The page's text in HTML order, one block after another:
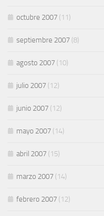
octubre 2007 (11)
septiembre 2007 (8)
agosto 2007 (10)
julio 2007 (12)
junio 2007 (12)
mayo 2007 (14)
abril 2007 (15)
marzo 2007 (14)
febrero 2007 (12)